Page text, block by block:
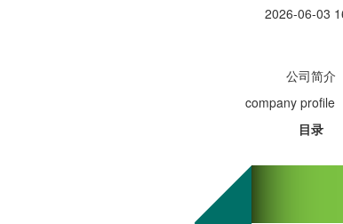
2026-06-03
公司简介
profile
目录